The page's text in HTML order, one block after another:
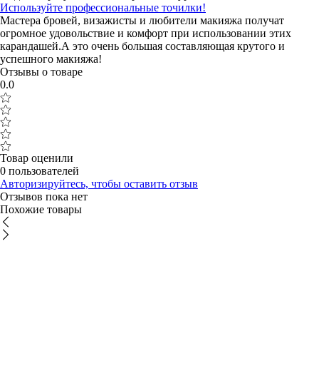
Используйте профессиональные точилки!
Мастера бровей, визажисты и любители макияжа получат
огромное удовольствие и комфорт при использовании этих
карандашей.А это очень большая составляющая крутого и
успешного макияжа!
Отзывы о товаре
0.0
Товар оценили
0 пользователей
Авторизируйтесь, чтобы оставить отзыв
Отзывов пока нет
Похожие товары